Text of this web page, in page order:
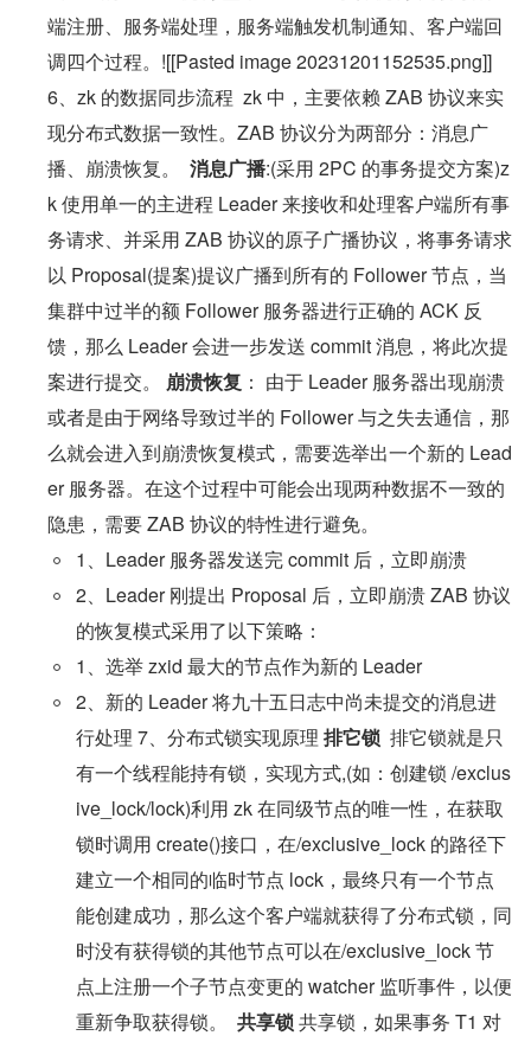
端注册、服务端处理，服务端触发机制通知、客户端回
调四个过程。![[Pasted image 20231201152535.png]]
6、zk 的数据同步流程  zk 中，主要依赖 ZAB 协议来实
现分布式数据一致性。ZAB 协议分为两部分：消息广
播、崩溃恢复。 消息广播:(采用 2PC 的事务提交方案)z
k 使用单一的主进程 Leader 来接收和处理客户端所有事
务请求、并采用 ZAB 协议的原子广播协议，将事务请求
以 Proposal(提案)提议广播到所有的 Follower 节点，当
集群中过半的额 Follower 服务器进行正确的 ACK 反
馈，那么 Leader 会进一步发送 commit 消息，将此次提
案进行提交。 崩溃恢复 ： 由于 Leader 服务器出现崩溃
或者是由于网络导致过半的 Follower 与之失去通信，那
么就会进入到崩溃恢复模式，需要选举出一个新的 Lead
er 服务器。在这个过程中可能会出现两种数据不一致的
隐患，需要 ZAB 协议的特性进行避免。
1、Leader 服务器发送完 commit 后，立即崩溃
2、Leader 刚提出 Proposal 后，立即崩溃 ZAB 协议
的恢复模式采用了以下策略：
1、选举 zxid 最大的节点作为新的 Leader
2、新的 Leader 将九十五日志中尚未提交的消息进
行处理 7、分布式锁实现原理 排它锁
  排它锁就是只
有一个线程能持有锁，实现方式,(如：创建锁 /exclus
ive_lock/lock)利用 zk 在同级节点的唯一性，在获取
锁时调用 create()接口，在/exclusive_lock 的路径下
建立一个相同的临时节点 lock，最终只有一个节点
能创建成功，那么这个客户端就获得了分布式锁，同
时没有获得锁的其他节点可以在/exclusive_lock 节
点上注册一个子节点变更的 watcher 监听事件，以便
重新争取获得锁。 共享锁 共享锁，如果事务 T1 对